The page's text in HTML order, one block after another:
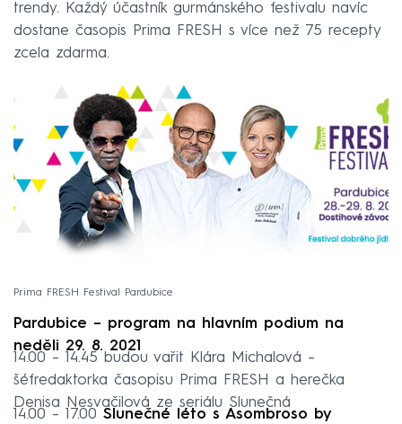
trendy. Každý účastník gurmánského festivalu navíc
dostane časopis Prima FRESH s více než 75 recepty
zcela zdarma.
Prima FRESH Festival Pardubice
Pardubice – program na hlavním podium na
neděli 29. 8. 2021
14.00 – 14.45 budou vařit Klára Michalová –
šéfredaktorka časopisu Prima FRESH a herečka
Denisa Nesvačilová ze seriálu Slunečná
14.00 – 17.00 Slunečné léto s Asombroso by